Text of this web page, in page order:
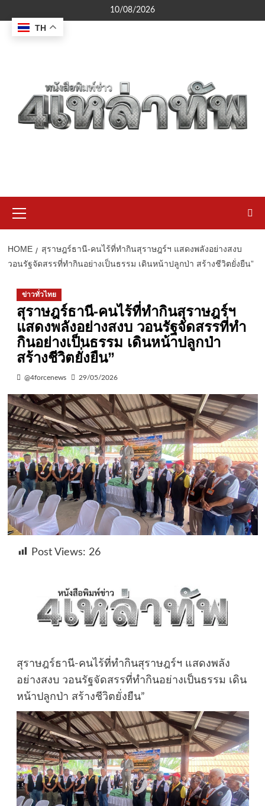
to
content
10/08/2026
Menu
HOME
สุราษฎร์ธานี-คนไร้ที่ทำกินสุราษฎร์ฯ แสดงพลังอย่างสงบ
วอนรัฐจัดสรรที่ทำกินอย่างเป็นธรรม เดินหน้าปลูกป่า สร้างชีวิตยั่งยืน”
ข่าวทั่วไทย
สุราษฎร์ธานี-คนไร้ที่ทำกินสุราษฎร์ฯ
แสดงพลังอย่างสงบ วอนรัฐจัดสรรที่ทำ
กินอย่างเป็นธรรม เดินหน้าปลูกป่า
สร้างชีวิตยั่งยืน”
@4forcenews 29/05/2026
Post Views: 26
สุราษฎร์ธานี-คนไร้ที่ทำกินสุราษฎร์ฯ แสดงพลัง
อย่างสงบ วอนรัฐจัดสรรที่ทำกินอย่างเป็นธรรม เดิน
หน้าปลูกป่า สร้างชีวิตยั่งยืน”
TH